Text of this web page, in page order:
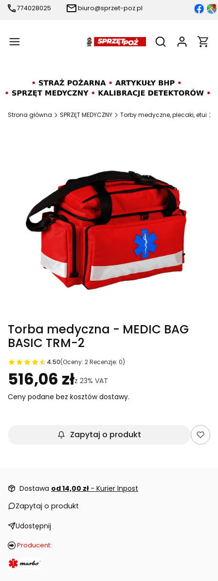
774028025 biuro@sprzet-poz.pl
Otwórz
Strona główna SPRZĘT MEDYCZNY Torby medyczne, plecaki, etui
Torba medyczna - MEDIC BAG
BASIC TRM-2
4.50(Oceny: 2 Recenzje: 0)
Przejdź do sekcji Opinie
516,06 złz 23% VAT
Ceny podane bez kosztów dostawy.
Zapytaj o produkt
Dostawa od 14,00 zł - Kurier Inpost
Zapytaj o produkt
Udostępnij
Producent: